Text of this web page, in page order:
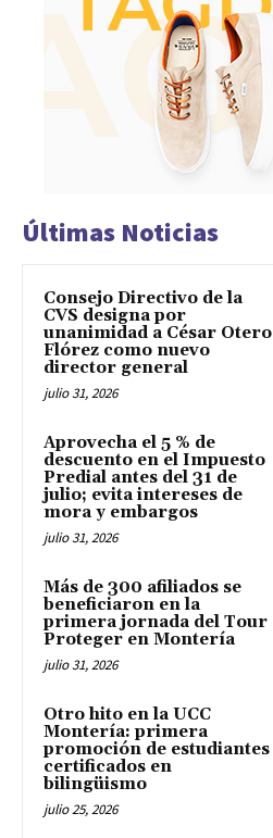
Últimas Noticias
Consejo Directivo de la
CVS designa por
unanimidad a César Otero
Flórez como nuevo
director general
julio 31, 2026
Aprovecha el 5 % de
descuento en el Impuesto
Predial antes del 31 de
julio; evita intereses de
mora y embargos
julio 31, 2026
Más de 300 afiliados se
beneficiaron en la
primera jornada del Tour
Proteger en Montería
julio 31, 2026
Otro hito en la UCC
Montería: primera
promoción de estudiantes
certificados en
bilingüismo
julio 25, 2026